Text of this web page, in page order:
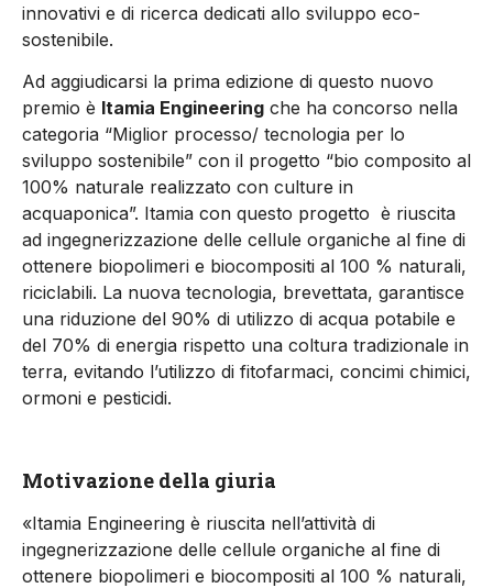
innovativi e di ricerca dedicati allo sviluppo eco-
sostenibile.
Ad aggiudicarsi la prima edizione di questo nuovo
premio è Itamia Engineering che ha concorso nella
categoria “Miglior processo/ tecnologia per lo
sviluppo sostenibile” con il progetto “bio composito al
100% naturale realizzato con culture in
acquaponica”. Itamia con questo progetto è riuscita
ad ingegnerizzazione delle cellule organiche al fine di
ottenere biopolimeri e biocompositi al 100 % naturali,
riciclabili. La nuova tecnologia, brevettata, garantisce
una riduzione del 90% di utilizzo di acqua potabile e
del 70% di energia rispetto una coltura tradizionale in
terra, evitando l’utilizzo di fitofarmaci, concimi chimici,
ormoni e pesticidi.
Motivazione della giuria
«Itamia Engineering è riuscita nell’attività di
ingegnerizzazione delle cellule organiche al fine di
ottenere biopolimeri e biocompositi al 100 % naturali,